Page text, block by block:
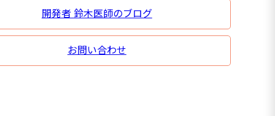
開発者 鈴木医師のブログ
お問い合わせ